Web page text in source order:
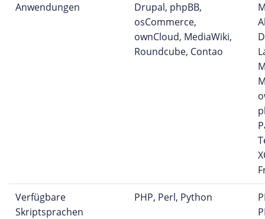
Anwendungen
Drupal, phpBB,
osCommerce,
ownCloud, MediaWiki,
Roundcube, Contao
Verfügbare
Skriptsprachen
PHP, Perl, Python